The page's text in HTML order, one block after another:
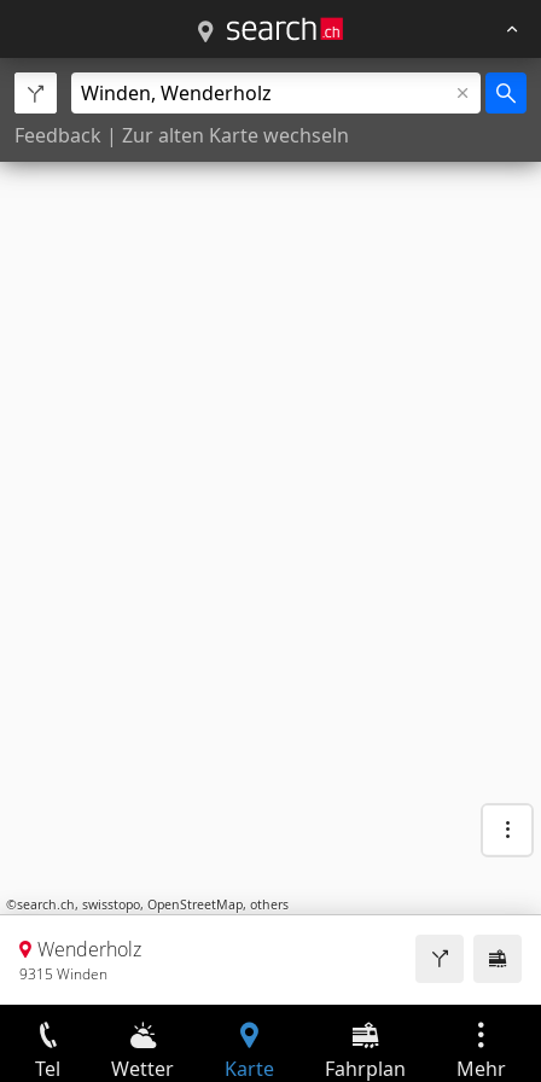
Feedback | Zur alten Karte wechseln
©search.ch, swisstopo, OpenStreetMap, others
Wenderholz
9315 Winden
Tel Wetter Karte Fahrplan Mehr